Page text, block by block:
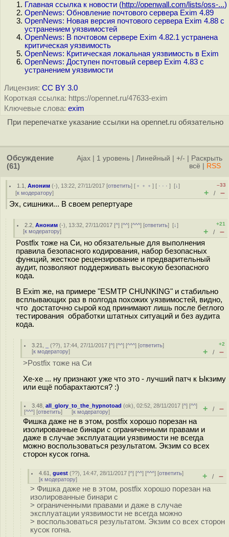
Главная ссылка к новости (http://openwall.com/lists/oss-...)
OpenNews: Обновление почтового сервера Exim 4.89
OpenNews: Новая версия почтового сервера Exim 4.88 с
устранением уязвимостей
OpenNews: В почтовом сервере Exim 4.82.1 устранена
критическая уязвимость
OpenNews: Критическая локальная уязвимость в Exim
OpenNews: Доступен почтовый сервер Exim 4.83 с
устранением уязвимости
Лицензия: CC BY 3.0
Короткая ссылка: https://opennet.ru/47633-exim
Ключевые слова: exim
При перепечатке указание ссылки на opennet.ru обязательно
Обсуждение
(61)
Ajax 1 уровень Линейный +/-
Раскрыть
всё
RSS
1.1 ,Аноним (-), 13:22, 27/11/2017 [ответить] [ ﹢﹢﹢] [ · · ·][↓]
[к модератору]
–33
+ / –
Эх, сишники... В своем репертуаре
2.2 ,Аноним (-), 13:32, 27/11/2017 [^] [^^] [^^^] [ответить][↓]
[к модератору]
+21
+ / –
Postfix тоже на Си, но обязательные для выполнения
правила безопасного кодирования, набор безопасных
функций, жесткое рецензирование и предварительный
аудит, позволяют поддерживать высокую безопасного
кода.
В Exim же, на примере "ESMTP CHUNKING" и стабильно
всплывающих раз в полгода похожих уязвимостей, видно,
что достаточно сырой код принимают лишь после беглого
тестирования обработки штатных ситуаций и без аудита
кода.
3.21 (??), 17:44, 27/11/2017 [^] [^^] [^^^] [ответить]
[к модератору]
+2
+ / –
>Postfix тоже на Си
Хе-хе ... ну признают уже что это - лучший патч к Ыкзиму
или ещё побарахтаются? :)
3.48 ,all_glory_to_the_hypnotoad (ok), 02:52, 28/11/2017 [^] [^^]
[^^^] [ответить] [к модератору] + / –
Фишка даже не в этом, postfix хорошо порезан на
изолированные бинари с ограниченными правами и
даже в случае эксплуатации уязвимости не всегда
можно воспользоваться результатом. Экзим со всех
сторон кусок гогна.
4.61 ,guest (??), 14:47, 28/11/2017 [^] [^^] [^^^] [ответить]
[к модератору] + / –
> Фишка даже не в этом, postfix хорошо порезан на
изолированные бинари с
> ограниченными правами и даже в случае
эксплуатации уязвимости не всегда можно
> воспользоваться результатом. Экзим со всех сторон
кусок гогна.